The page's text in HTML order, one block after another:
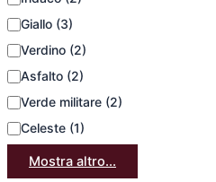
Giallo (3)
Verdino (2)
Asfalto (2)
Verde militare (2)
Celeste (1)
Mostra altro...